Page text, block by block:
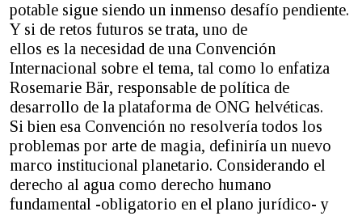
potable sigue siendo un inmenso desafío pendiente.
Y si de retos futuros se trata, uno de
ellos es la necesidad de una Convención
Internacional sobre el tema, tal como lo enfatiza
Rosemarie Bär, responsable de política de
desarrollo de la plataforma de ONG helvéticas.
Si bien esa Convención no resolvería todos los
problemas por arte de magia, definiría un nuevo
marco institucional planetario. Considerando el
derecho al agua como derecho humano
fundamental -obligatorio en el plano jurídico- y